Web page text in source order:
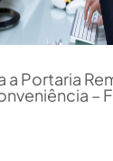
a Portaria
–